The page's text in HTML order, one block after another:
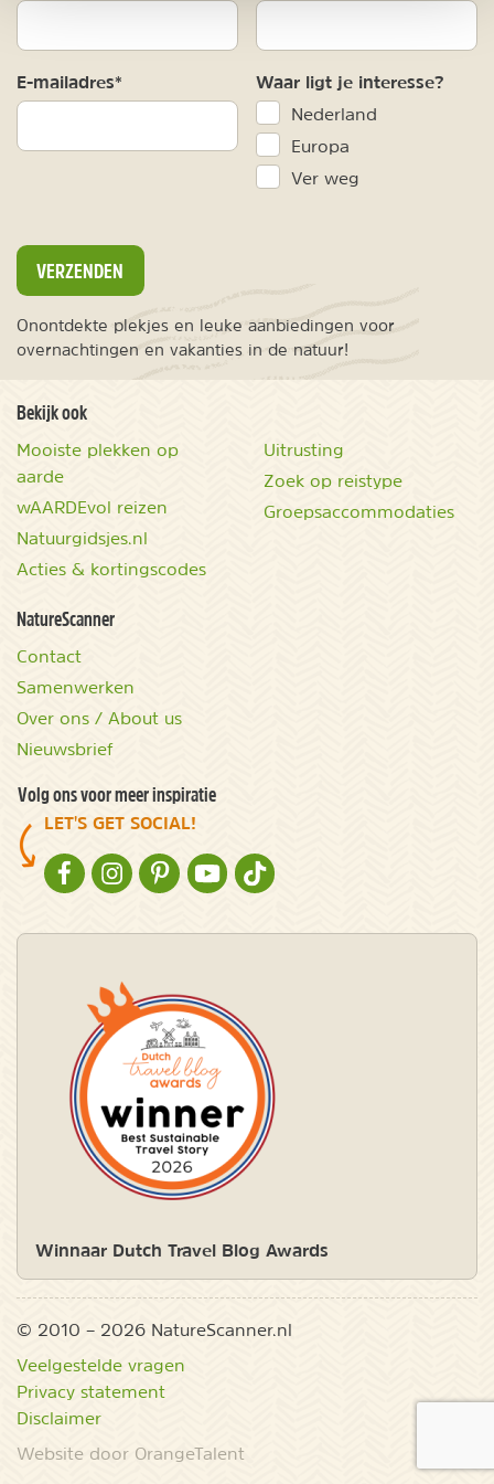
E-mailadres* Waar ligt je interesse?
Nederland
Europa
Ver weg
VERZENDEN
Onontdekte plekjes en leuke aanbiedingen voor
overnachtingen en vakanties in de natuur!
Bekijk ook
Mooiste plekken op
aarde
wAARDEvol reizen
Natuurgidsjes.nl
Acties & kortingscodes
Uitrusting
Zoek op reistype
Groepsaccommodaties
NatureScanner
Contact
Samenwerken
Over ons / About us
Nieuwsbrief
Volg ons voor meer inspiratie
LET'S GET SOCIAL!
NATURESCANNER OP FACEBOOK
NATURESCANNER OP INSTAGRAM
NATURESCANNER OP PINTEREST
NATURESCANNER OP YOUTUBE
NATURESCANNER OP TIKTOK
Winnaar Dutch Travel Blog Awards
© 2010 – 2026 NatureScanner.nl
Veelgestelde vragen
Privacy statement
Disclaimer
Website door OrangeTalent